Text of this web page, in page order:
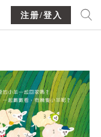
注册/登入